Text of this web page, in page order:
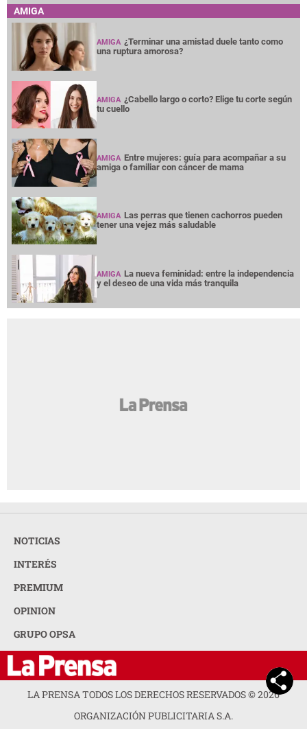
AMIGA
AMIGA ¿Terminar una amistad duele tanto como
una ruptura amorosa?
AMIGA ¿Cabello largo o corto? Elige tu corte según
tu cuello
AMIGA Entre mujeres: guía para acompañar a su
amiga o familiar con cáncer de mama
AMIGA Las perras que tienen cachorros pueden
tener una vejez más saludable
AMIGA La nueva feminidad: entre la independencia
y el deseo de una vida más tranquila
NOTICIAS
INTERÉS
PREMIUM
OPINION
GRUPO OPSA
LA PRENSA TODOS LOS DERECHOS RESERVADOS ©2026
ORGANIZACIÓN PUBLICITARIA S.A.